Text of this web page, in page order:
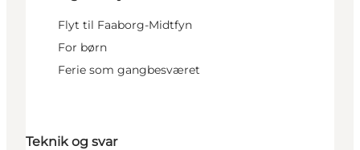
Flyt til Faaborg-Midtfyn
For børn
Ferie som gangbesværet
Teknik og svar